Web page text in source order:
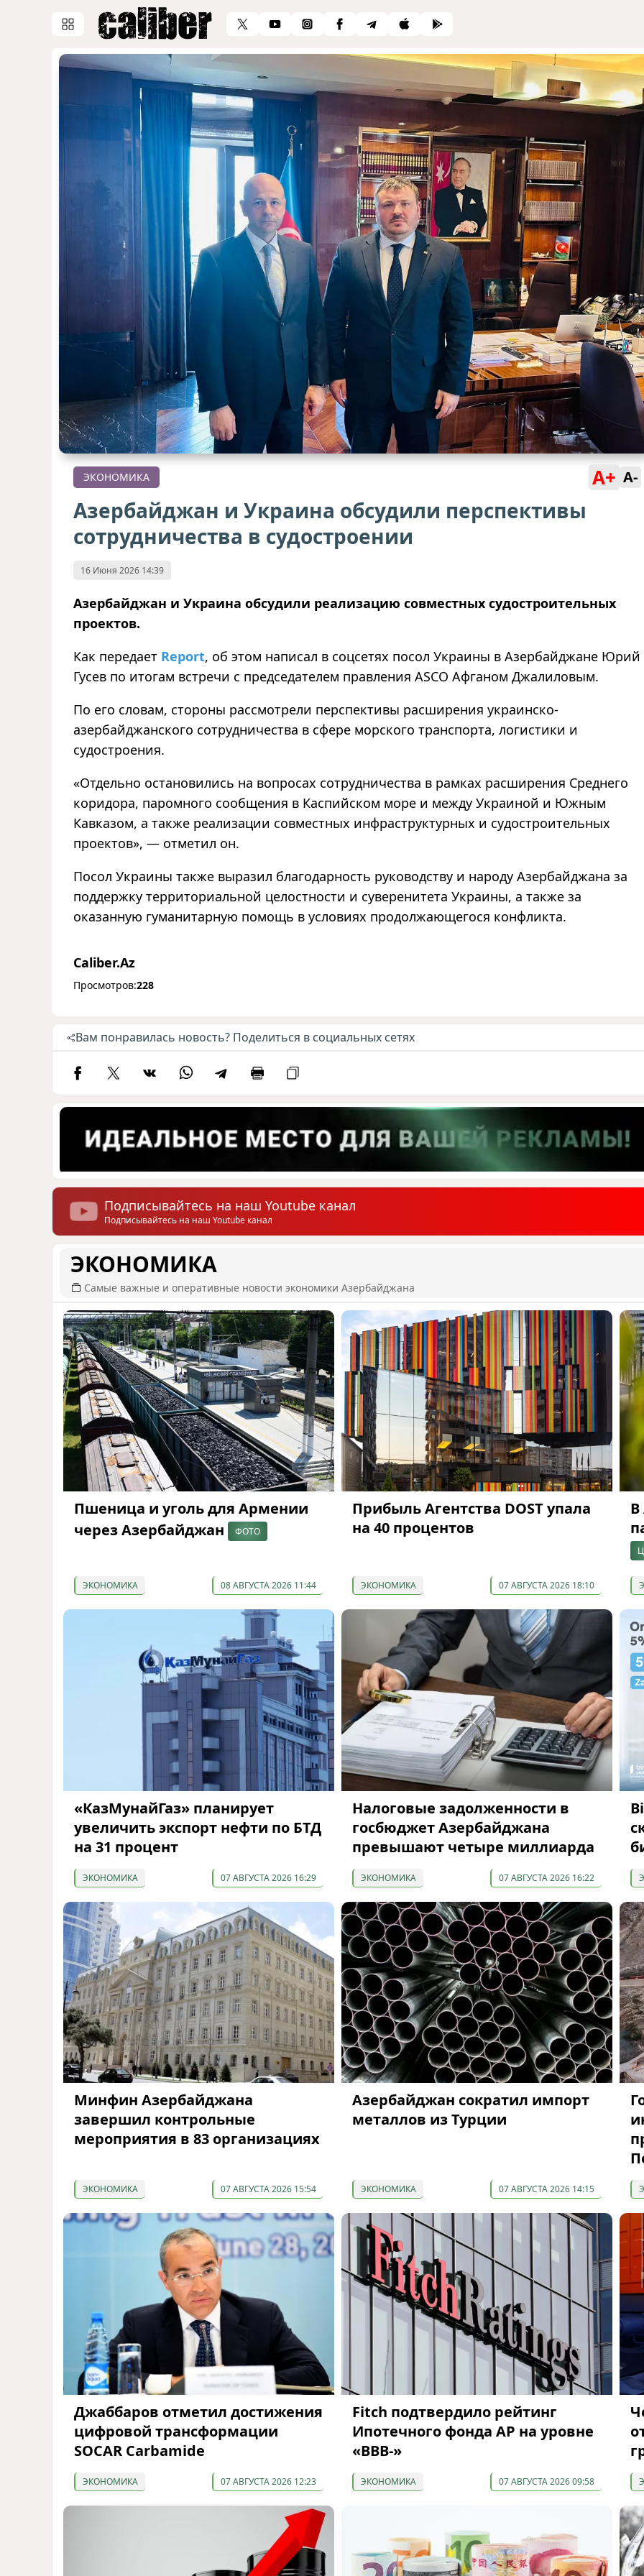
ЭКОНОМИКА A+ A-
Азербайджан и Украина обсудили перспективы
сотрудничества в судостроении
16 Июня 2026 14:39
Азербайджан и Украина обсудили реализацию совместных судостроительных
проектов.
Как передает Report, об этом написал в соцсетях посол Украины в Азербайджане Юрий
Гусев по итогам встречи с председателем правления ASCO Афганом Джалиловым.
По его словам, стороны рассмотрели перспективы расширения украинско-
азербайджанского сотрудничества в сфере морского транспорта, логистики и
судостроения.
«Отдельно остановились на вопросах сотрудничества в рамках расширения Среднего
коридора, паромного сообщения в Каспийском море и между Украиной и Южным
Кавказом, а также реализации совместных инфраструктурных и судостроительных
проектов», — отметил он.
Посол Украины также выразил благодарность руководству и народу Азербайджана за
поддержку территориальной целостности и суверенитета Украины, а также за
оказанную гуманитарную помощь в условиях продолжающегося конфликта.
Caliber.Az
Просмотров:228
Вам понравилась новость? Поделиться в социальных сетях
Подписывайтесь на наш Youtube канал
Подписывайтесь на наш Youtube канал
ЭКОНОМИКА
Самые важные и оперативные новости экономики Азербайджана
Пшеница и уголь для Армении
через Азербайджан
ФОТО
ЭКОНОМИКА 08 АВГУСТА 2026 11:44
Прибыль Агентства DOST упала
на 40 процентов
ЭКОНОМИКА 07 АВГУСТА 2026 18:10
В
«КазМунайГаз» планирует
увеличить экспорт нефти по БТД
на 31 процент
ЭКОНОМИКА 07 АВГУСТА 2026 16:29
Налоговые задолженности в
госбюджет Азербайджана
превышают четыре миллиарда
ЭКОНОМИКА 07 АВГУСТА 2026 16:22
Минфин Азербайджана
завершил контрольные
мероприятия в 83 организациях
ЭКОНОМИКА 07 АВГУСТА 2026 15:54
Азербайджан сократил импорт
металлов из Турции
ЭКОНОМИКА 07 АВГУСТА 2026 14:15
Джаббаров отметил достижения
цифровой трансформации
SOCAR Carbamide
ЭКОНОМИКА 07 АВГУСТА 2026 12:23
Fitch подтвердило рейтинг
Ипотечного фонда АР на уровне
«BBB-»
ЭКОНОМИКА 07 АВГУСТА 2026 09:58